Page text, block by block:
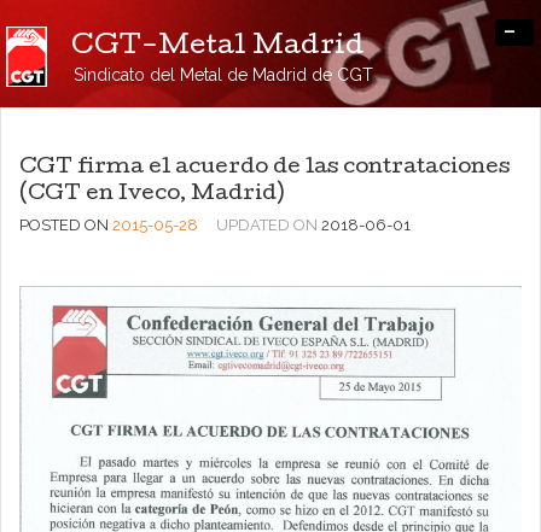
CGT-Metal Madrid
Sindicato del Metal de Madrid de CGT
-
CGT firma el acuerdo de las contrataciones
(CGT en Iveco, Madrid)
POSTED ON 2015-05-28 UPDATED ON 2018-06-01